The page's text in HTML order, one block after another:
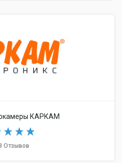
КАРКАМ
Отзывов